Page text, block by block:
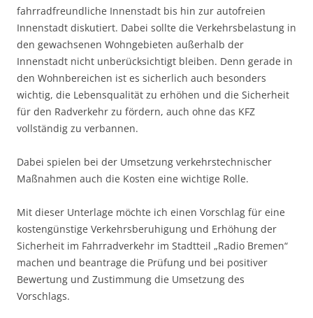
fahrradfreundliche Innenstadt bis hin zur autofreien
Innenstadt diskutiert. Dabei sollte die Verkehrsbelastung in
den gewachsenen Wohngebieten außerhalb der
Innenstadt nicht unberücksichtigt bleiben. Denn gerade in
den Wohnbereichen ist es sicherlich auch besonders
wichtig, die Lebensqualität zu erhöhen und die Sicherheit
für den Radverkehr zu fördern, auch ohne das KFZ
vollständig zu verbannen.
Dabei spielen bei der Umsetzung verkehrstechnischer
Maßnahmen auch die Kosten eine wichtige Rolle.
Mit dieser Unterlage möchte ich einen Vorschlag für eine
kostengünstige Verkehrsberuhigung und Erhöhung der
Sicherheit im Fahrradverkehr im Stadtteil „Radio Bremen“
machen und beantrage die Prüfung und bei positiver
Bewertung und Zustimmung die Umsetzung des
Vorschlags.